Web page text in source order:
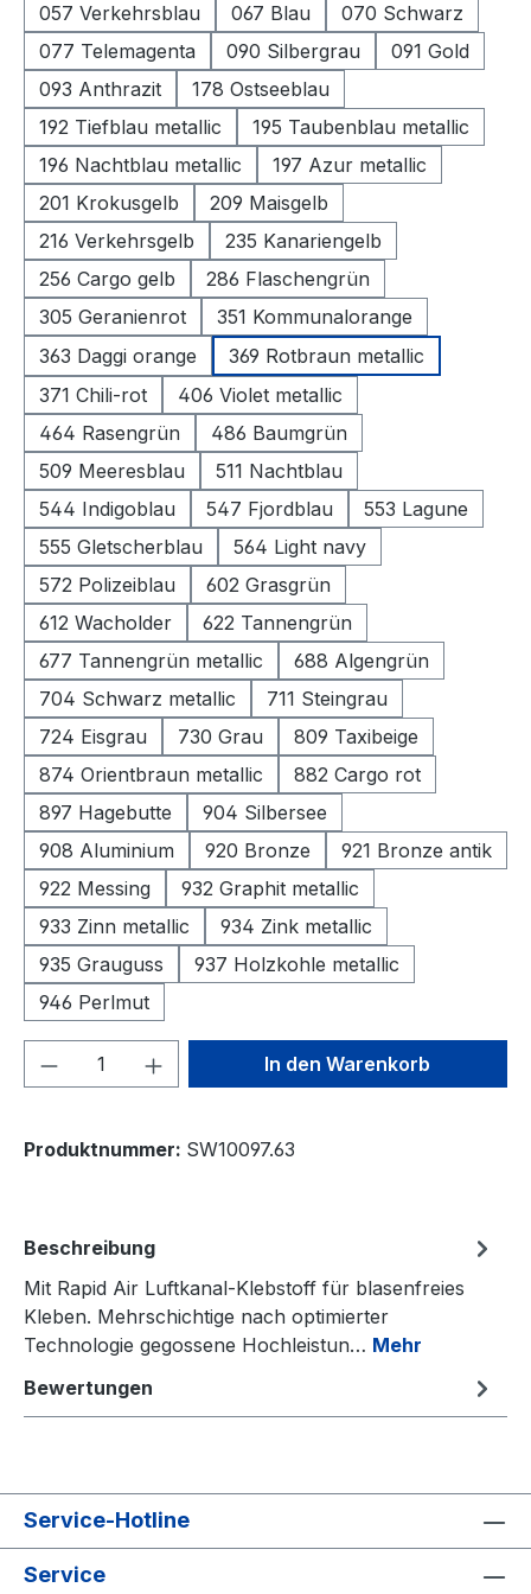
057 Verkehrsblau
067 Blau
070 Schwarz
077 Telemagenta
090 Silbergrau
091 Gold
093 Anthrazit
178 Ostseeblau
192 Tiefblau metallic
195 Taubenblau metallic
196 Nachtblau metallic
197 Azur metallic
201 Krokusgelb
209 Maisgelb
216 Verkehrsgelb
235 Kanariengelb
256 Cargo gelb
286 Flaschengrün
305 Geranienrot
351 Kommunalorange
363 Daggi orange
369 Rotbraun metallic
371 Chili-rot
406 Violet metallic
464 Rasengrün
486 Baumgrün
509 Meeresblau
511 Nachtblau
544 Indigoblau
547 Fjordblau
553 Lagune
555 Gletscherblau
564 Light navy
572 Polizeiblau
602 Grasgrün
612 Wacholder
622 Tannengrün
677 Tannengrün metallic
688 Algengrün
704 Schwarz metallic
711 Steingrau
724 Eisgrau
730 Grau
809 Taxibeige
874 Orientbraun metallic
882 Cargo rot
897 Hagebutte
904 Silbersee
908 Aluminium
920 Bronze
921 Bronze antik
922 Messing
932 Graphit metallic
933 Zinn metallic
934 Zink metallic
935 Grauguss
937 Holzkohle metallic
946 Perlmut
Produkt Anzahl: Gib denIn den Warenkorb
Produktnummer: SW10097.63
Beschreibung
Mit Rapid Air Luftkanal-Klebstoff für blasenfreies
Kleben. Mehrschichtige nach optimierter
Technologie gegossene Hochleistun… Mehr
Bewertungen
Service-Hotline
Service